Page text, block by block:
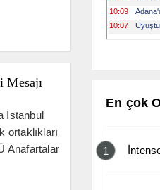
Mesajı
İstanbul
ortaklıkları
Anafartalar
En çok
1